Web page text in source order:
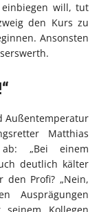
will, tut
den Kurs zu
Ansonsten
Außentemperatur
Matthias
„Bei einem
deutlich kälter
den Profi? „Nein,
Ausprägungen